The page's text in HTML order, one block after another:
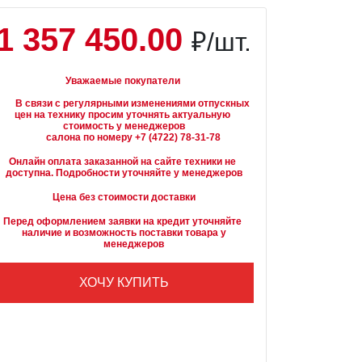
357 450.00₽/шт.
Уважаемые покупатели
цен на технику просим уточнять актуальную
стоимость у менеджеров
Онлайн оплата заказанной на сайте техники не
доступна. Подробности уточняйте у менеджеров
Цена без стоимости доставки
Перед оформлением заявки на кредит уточняйте
наличие и возможность поставки товара у
        менеджеров
ХОЧУ КУПИТЬ